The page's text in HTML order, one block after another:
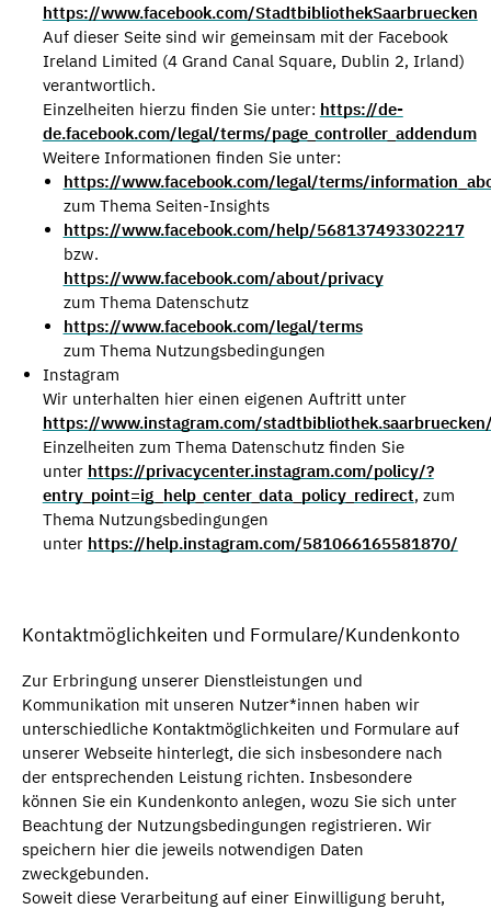
https://www.facebook.com/StadtbibliothekSaarbruecken
Auf dieser Seite sind wir gemeinsam mit der Facebook
Ireland Limited (4 Grand Canal Square, Dublin 2, Irland)
verantwortlich.
Einzelheiten hierzu finden Sie unter: https://de-
de.facebook.com/legal/terms/page_controller_addendum
Weitere Informationen finden Sie unter:
https://www.facebook.com/legal/terms/
zum Thema Seiten-Insights
https://www.facebook.com/help/568137493302217
bzw.
https://www.facebook.com/about/privacy
zum Thema Datenschutz
https://www.facebook.com/legal/terms
zum Thema Nutzungsbedingungen
Instagram
Wir unterhalten hier einen eigenen Auftritt unter
https://www.instagram.com/
Einzelheiten zum Thema Datenschutz finden Sie
unter https://privacycenter.instagram.com/policy/?
entry_point=ig_help_center_data_policy_redirect, zum
Thema Nutzungsbedingungen
unter https://help.instagram.com/581066165581870/
Kontaktmöglichkeiten und Formulare/Kundenkonto
Zur Erbringung unserer Dienstleistungen und
Kommunikation mit unseren Nutzer*innen haben wir
unterschiedliche Kontaktmöglichkeiten und Formulare auf
unserer Webseite hinterlegt, die sich insbesondere nach
der entsprechenden Leistung richten. Insbesondere
können Sie ein Kundenkonto anlegen, wozu Sie sich unter
Beachtung der Nutzungsbedingungen registrieren. Wir
speichern hier die jeweils notwendigen Daten
zweckgebunden.
Soweit diese Verarbeitung auf einer Einwilligung beruht,